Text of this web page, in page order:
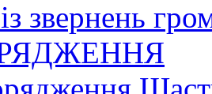
звернень